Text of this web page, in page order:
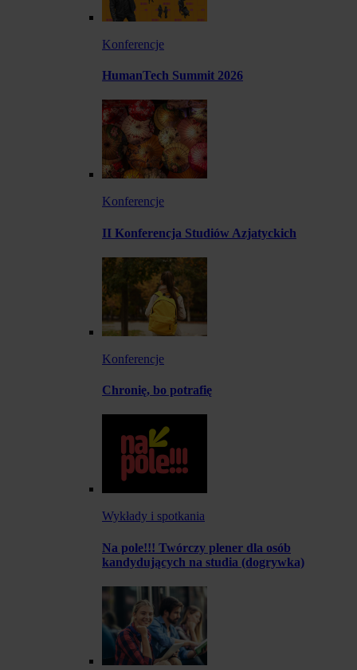
Konferencje
HumanTech Summit 2026
Konferencje
II Konferencja Studiów Azjatyckich
Konferencje
Chronię, bo potrafię
Wykłady i spotkania
Na pole!!! Twórczy plener dla osób
kandydujących na studia (dogrywka)